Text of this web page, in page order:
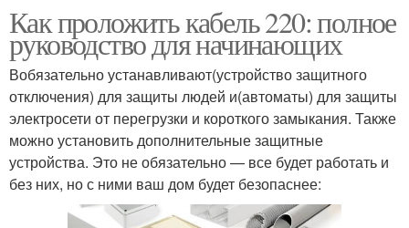
Как проложить кабель 220: полное
руководство для начинающих
Вобязательно устанавливают(устройство защитного
отключения) для защиты людей и(автоматы) для защиты
электросети от перегрузки и короткого замыкания. Также
можно установить дополнительные защитные
устройства. Это не обязательно — все будет работать и
без них, но с ними ваш дом будет безопаснее: